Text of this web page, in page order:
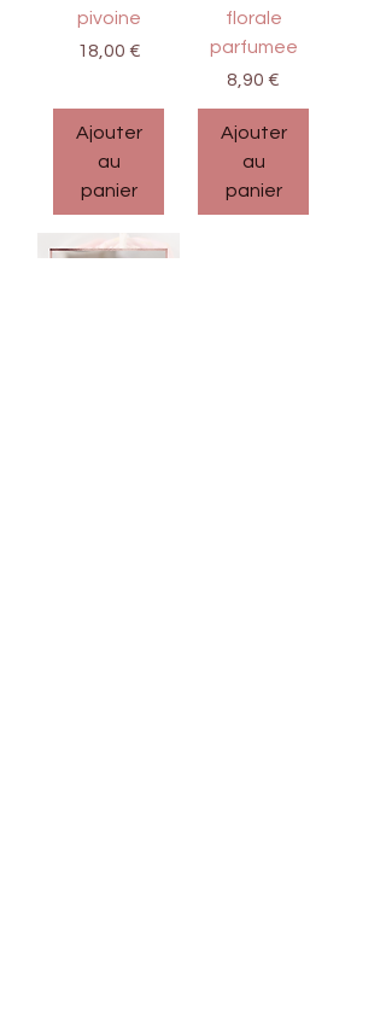
pivoine
Prix
18,00 €
Ajouter
au
panier
florale
parfumee
Prix
8,90 €
Ajouter
au
panier